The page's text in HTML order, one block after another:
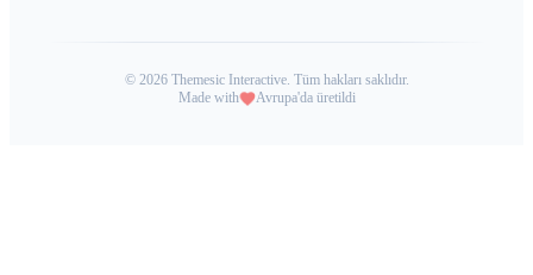
© 2026 Themesic Interactive. Tüm hakları saklıdır.
Made with
Avrupa'da üretildi